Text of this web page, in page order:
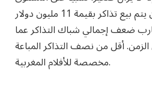
المحلي. ويتوقع المغرب أن يتم بيع تذاكر بقيمة 11 مليون دولار
مبلغ يقارب ضعف إجمالي شباك التذاكر عما
أقل من نصف التذاكر المباعة
مخصصة للأفلام المغربية.